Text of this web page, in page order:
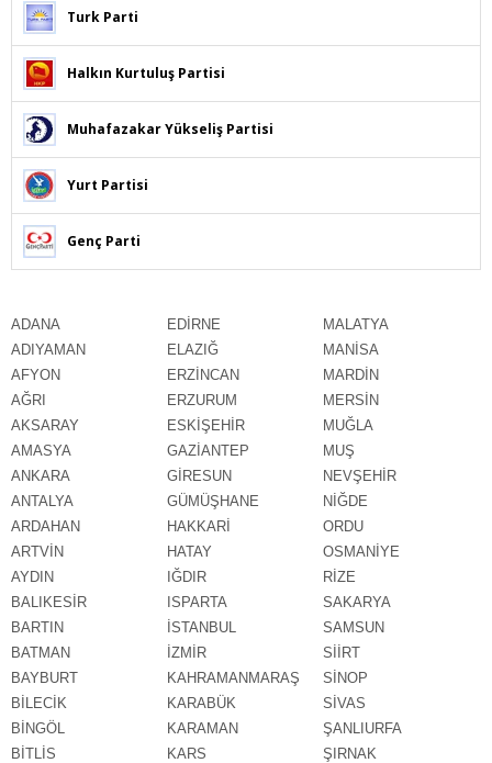
ADANA
ADIYAMAN
AFYON
AĞRI
AKSARAY
AMASYA
ANKARA
ANTALYA
ARDAHAN
ARTVİN
AYDIN
BALIKESİR
BARTIN
BATMAN
BAYBURT
BİLECİK
BİNGÖL
BİTLİS
EDİRNE
ELAZIĞ
ERZİNCAN
ERZURUM
ESKİŞEHİR
GAZİANTEP
GİRESUN
GÜMÜŞHANE
HAKKARİ
HATAY
IĞDIR
ISPARTA
İSTANBUL
İZMİR
KAHRAMANMARAŞ
KARABÜK
KARAMAN
KARS
MALATYA
MANİSA
MARDİN
MERSİN
MUĞLA
MUŞ
NEVŞEHİR
NİĞDE
ORDU
OSMANİYE
RİZE
SAKARYA
SAMSUN
SİİRT
SİNOP
SİVAS
ŞANLIURFA
ŞIRNAK
Turk Parti
Halkın Kurtuluş Partisi
Muhafazakar Yükseliş Partisi
Yurt Partisi
Genç Parti